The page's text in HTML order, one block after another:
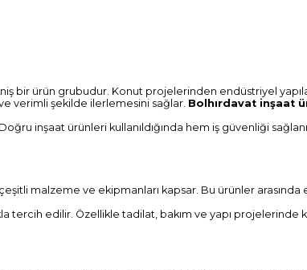
bir ürün grubudur. Konut projelerinden endüstriyel
verimli şekilde ilerlemesini sağlar. Bolhırdavat inşaat
inşaat ürünleri kullanıldığında hem iş güvenliği
malzeme ve ekipmanları kapsar. Bu ürünler arasında
tercih edilir. Özellikle tadilat, bakım ve yapı projelerinde